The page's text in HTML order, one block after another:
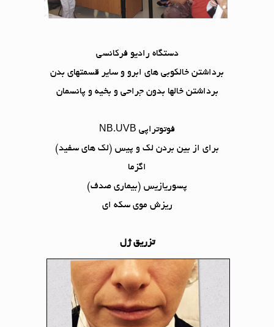
دستگاه رادیو فرکانسی
برداشتن خالکوبی های ابرو و سایر قسمتهای بدن
برداشتن خالها بدون جراحی و بخیه و پانسمان
فوتوتراپی NB.UVB
برای از بین بردن لک و پیس (لک های سفید)
اگزما
پسوریازیس (بیماری صدف)
ریزش موی سکه ای
تزریق ژل